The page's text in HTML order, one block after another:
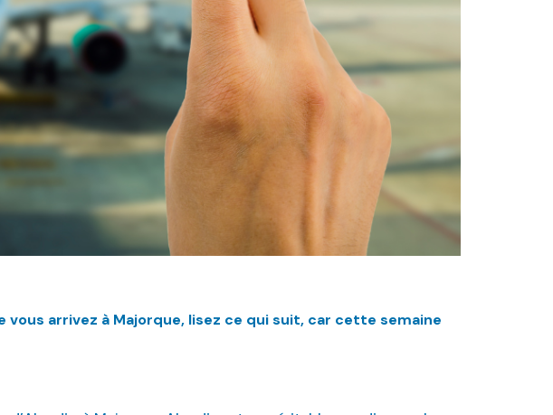
arrivez à Majorque, lisez ce qui suit, car cette semaine